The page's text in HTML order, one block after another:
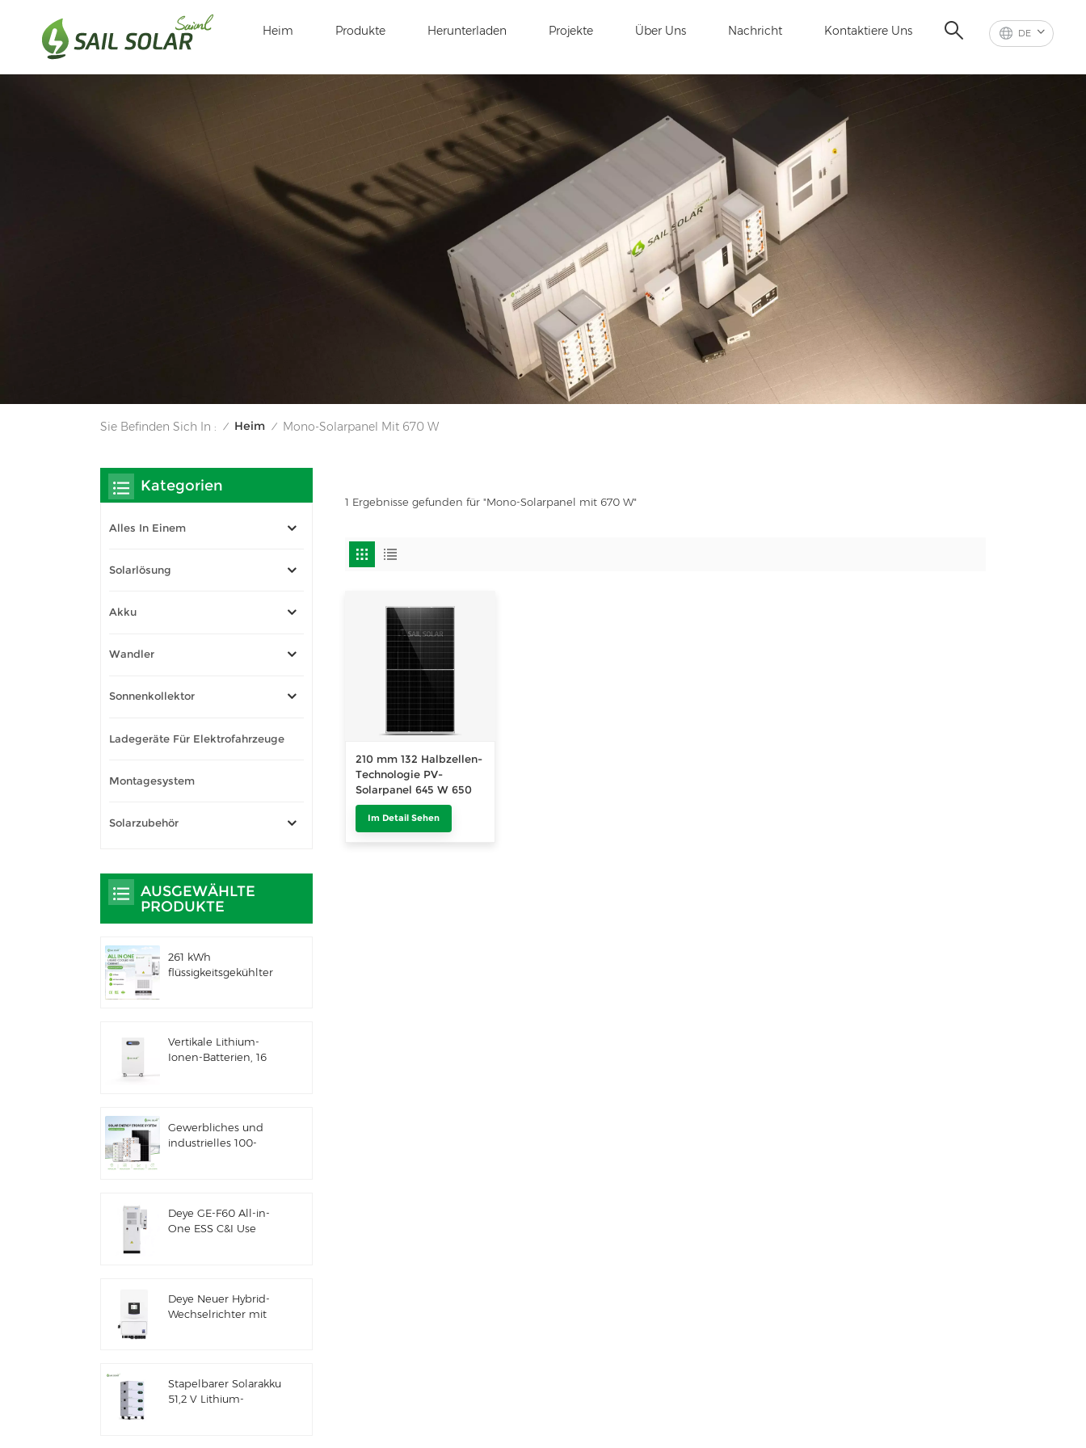
DE
Heim Produkte Herunterladen Projekte Über Uns Nachricht Kontaktiere Uns
Sie Befinden Sich In : / Heim / Mono-Solarpanel Mit 670 W
1 Ergebnisse gefunden für "Mono-Solarpanel mit 670 W"
210 mm 132 Halbzellen-
Technologie PV-
Solarpanel 645 W 650
W 655 W 660 W 665 W
670 W
Im Detail Sehen
Kategorien
Alles In Einem
Solarlösung
Akku
Wandler
Sonnenkollektor
Ladegeräte Für Elektrofahrzeuge
Montagesystem
Solarzubehör
AUSGEWÄHLTE
PRODUKTE
261 kWh
flüssigkeitsgekühlter
Anwendungen IP66
ESS
Vertikale Lithium-
Ionen-Batterien, 16
Gewerbliches und
industrielles 100-
Deye GE-F60 All-in-
One ESS C&I Use
51,2V 100Ah
Deye Neuer Hybrid-
Wechselrichter mit
Stapelbarer Solarakku
51,2 V Lithium-